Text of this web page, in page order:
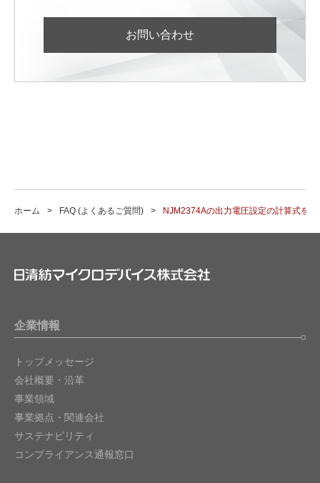
お問い合わせ
ホーム FAQ (よくあるご質問) NJM2374Aの出力電圧設定の計算式を
企業情報
トップメッセージ
会社概要・沿革
事業領域
事業拠点・関連会社
サステナビリティ
コンプライアンス通報窓口